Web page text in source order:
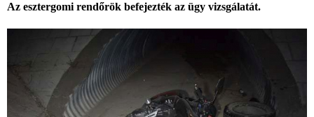
Az esztergomi rendőrök befejezték az ügy vizsgálatát.